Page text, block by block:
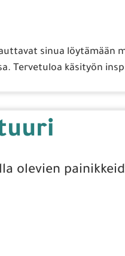
sinua löytämään
Tervetuloa käsityön
olevien